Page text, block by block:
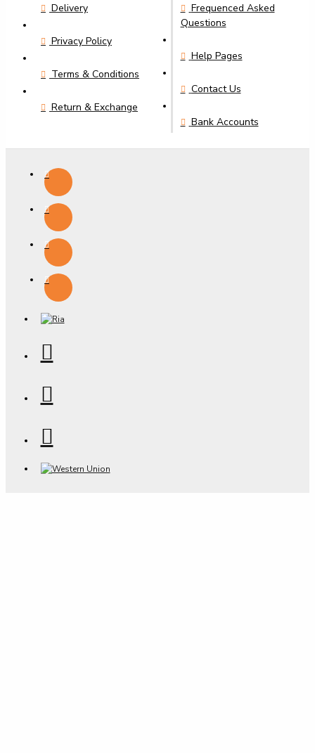
Delivery
Privacy Policy
Terms & Conditions
Return & Exchange
Frequenced Asked
Questions
Help Pages
Contact Us
Bank Accounts